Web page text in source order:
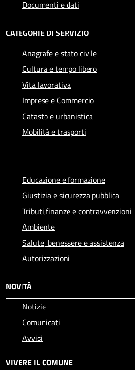
Documenti e dati
CATEGORIE DI SERVIZIO
Anagrafe e stato civile
Cultura e tempo libero
Vita lavorativa
Imprese e Commercio
Catasto e urbanistica
Mobilità e trasporti
Educazione e formazione
Giustizia e sicurezza pubblica
Tributi,finanze e contravvenzioni
Ambiente
Salute, benessere e assistenza
Autorizzazioni
NOVITÀ
Notizie
Comunicati
Avvisi
VIVERE IL COMUNE